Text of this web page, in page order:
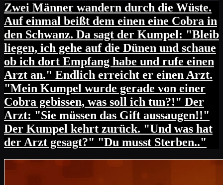
Zwei Männer wandern durch die Wüste.
Auf einmal beißt dem einen eine Cobra in
den Schwanz. Da sagt der Kumpel: "Bleib
liegen, ich gehe auf die Dünen und schaue
ob ich dort Empfang habe und rufe einen
Arzt an." Endlich erreicht er einen Arzt.
"Mein Kumpel wurde gerade von einer
Cobra gebissen, was soll ich tun?!" Der
Arzt: "Sie müssen das Gift aussaugen!!"
Der Kumpel kehrt zurück. "Und was hat
der Arzt gesagt?" "Du musst Sterben.."